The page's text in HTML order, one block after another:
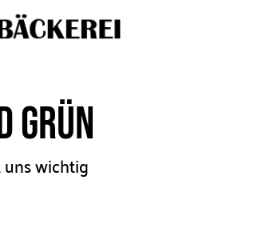
grün
wichtig